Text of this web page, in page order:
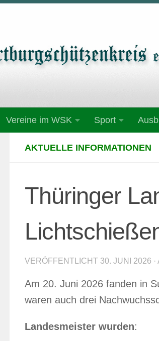
Vereine im WSK Sport
AKTUELLE INFORMATIONEN
Thüringer
VERÖFFENTLICHT 30. JUNI 2026
Am 20. Juni 2026 fanden in
waren auch drei
Landesmeister wurden: